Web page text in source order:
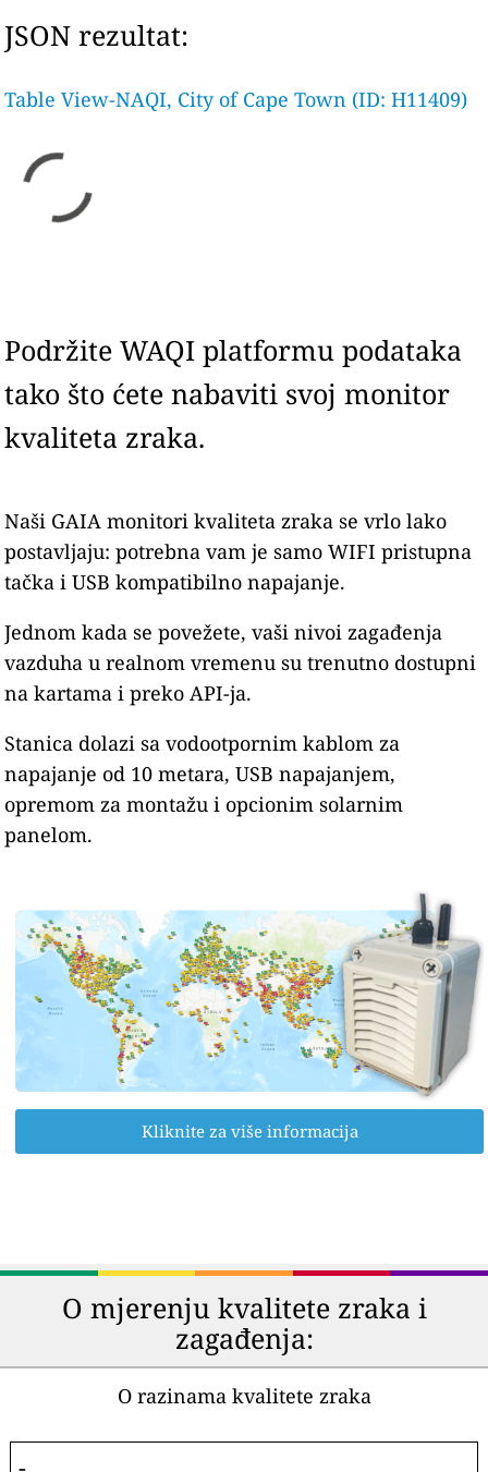
JSON rezultat:
Table View-NAQI, City of Cape Town (ID: H11409)
Podržite WAQI platformu podataka
tako što ćete nabaviti svoj monitor
kvaliteta zraka.
Naši GAIA monitori kvaliteta zraka se vrlo lako
postavljaju: potrebna vam je samo WIFI pristupna
tačka i USB kompatibilno napajanje.
Jednom kada se povežete, vaši nivoi zagađenja
vazduha u realnom vremenu su trenutno dostupni
na kartama i preko API-ja.
Stanica dolazi sa vodootpornim kablom za
napajanje od 10 metara, USB napajanjem,
opremom za montažu i opcionim solarnim
panelom.
Kliknite za više informacija
O mjerenju kvalitete zraka i
zagađenja:
O razinama kvalitete zraka